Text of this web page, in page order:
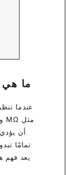
ما هي
عندما
أن
تمامًا
يعد فهم